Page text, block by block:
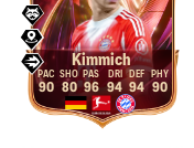
Kimmich
90 80 96 94 94 90